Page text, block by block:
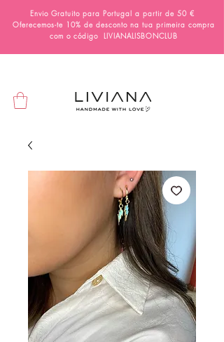
Envio Gratuito para Portugal a partir de 50 €
Oferecemos-te 10% de desconto na tua primeira compra
com o código
LIVIANALISBONCLUB